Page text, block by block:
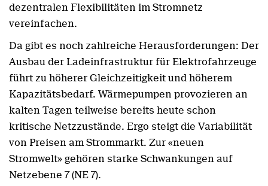
dezentralen Flexibilitäten im Stromnetz
vereinfachen.
Da gibt es noch zahlreiche Herausforderungen: Der
Ausbau der Ladeinfrastruktur für Elektrofahrzeuge
führt zu höherer Gleichzeitigkeit und höherem
Kapazitätsbedarf. Wärmepumpen provozieren an
kalten Tagen teilweise bereits heute schon
kritische Netzzustände. Ergo steigt die Variabilität
von Preisen am Strommarkt. Zur «neuen
Stromwelt» gehören starke Schwankungen auf
Netzebene 7 (NE 7).